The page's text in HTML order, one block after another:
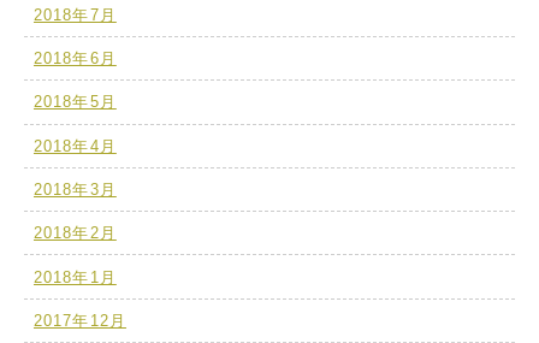
2018年7月
2018年6月
2018年5月
2018年4月
2018年3月
2018年2月
2018年1月
2017年12月